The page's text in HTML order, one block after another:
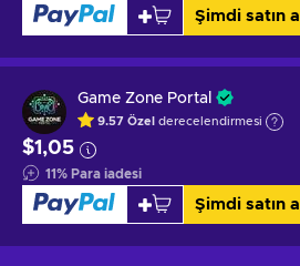
Şimdi satın al
Game Zone Portal
9.57 Özel derecelendirmesi
$1,05
11% Para iadesi
Şimdi satın al